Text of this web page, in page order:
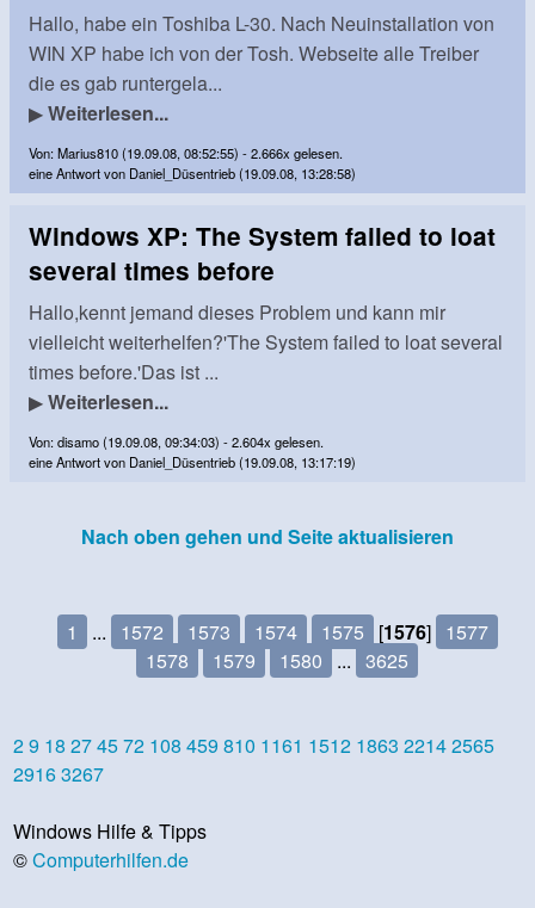
Hallo, habe ein Toshiba L-30. Nach Neuinstallation von
WIN XP habe ich von der Tosh. Webseite alle Treiber
die es gab runtergela...
▶Weiterlesen...
Von: Marius810 (19.09.08, 08:52:55) - 2.666x gelesen.
eine Antwort von Daniel_Düsentrieb (19.09.08, 13:28:58)
Windows XP: The System failed to loat
several times before
Hallo,kennt jemand dieses Problem und kann mir
vielleicht weiterhelfen?'The System failed to loat several
times before.'Das ist ...
▶Weiterlesen...
Von: disamo (19.09.08, 09:34:03) - 2.604x gelesen.
eine Antwort von Daniel_Düsentrieb (19.09.08, 13:17:19)
Nach oben gehen und Seite aktualisieren
1 ... 1572 1573 1574 1575 [1576] 1577
1578
1579 1580 ... 3625
29 18 274572 108 459 810 1161 1512 1863 22142565
29163267
Windows Hilfe & Tipps
©Computerhilfen.de